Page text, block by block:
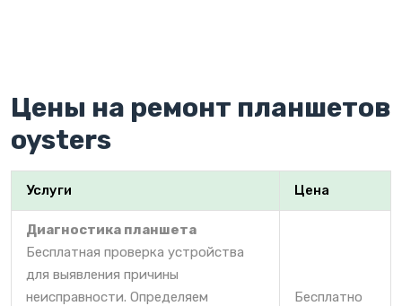
Цены на ремонт планшетов
oysters
Услуги Цена
Диагностика планшета
Бесплатная проверка устройства
для выявления причины
неисправности. Определяем
Бесплатно